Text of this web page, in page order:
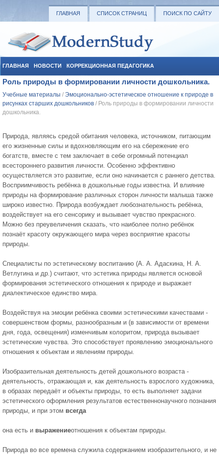
ГЛАВНАЯ СПИСОК СТРАНИЦ ПОИСК ПО САЙТУ
ГЛАВНАЯ НОВОСТИ КОРРЕКЦИОННАЯ ПЕДАГОГИКА
СОЦИАЛЬНАЯ ПЕДАГОГИКА УЧЕБНЫЕ МАТЕРИАЛЫ
Роль природы в формировании личности дошкольника.
Учебные материалы / Эмоционально-эстетическое отношение к природе в
рисунках старших дошкольников / Роль природы в формировании личности
дошкольника.
Природа, являясь средой обитания человека, источником, питающим
его жизненные силы и вдохновляющим его на сбережение его
богатств, вместе с тем заключает в себе огромный потенциал
всестороннего развития личности. Особенно эффективно
осуществляется это развитие, если оно начинается с раннего детства.
Восприимчивость ребёнка в дошкольные годы известна. И влияние
природы на формирование различных сторон личности малыша также
широко известно. Природа возбуждает любознательность ребёнка,
воздействует на его сенсорику и вызывает чувство прекрасного.
Можно без преувеличения сказать, что наиболее полно ребёнок
познаёт красоту окружающего мира через восприятие красоты
природы.
Специалисты по эстетическому воспитанию (А. А. Адаскина, Н. А.
Ветлугина и др.) считают, что эстетика природы является основой
формирования эстетического отношения к природе и выражает
диалектическое единство мира.
Воздействуя на эмоции ребёнка своими эстетическими качествами -
совершенством формы, разнообразным и (в зависимости от времени
дня, года, освещения) изменчивым колоритом, природа вызывает
эстетические чувства. Это способствует проявлению эмоционального
отношения к объектам и явлениям природы.
Изобразительная деятельность детей дошкольного возраста -
деятельность, отражающая и, как деятельность взрослого художника,
в образах передаёт и объекты природы, то есть выполняет задачи
эстетического оформления результатов естественнонаучного познания
природы, и при этом всегда
она есть и выражениеотношения к объектам природы.
Природа во все времена служила содержанием изобразительного, и не